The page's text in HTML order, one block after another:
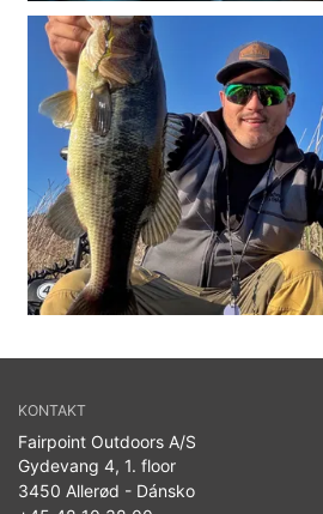
KONTAKT
Fairpoint Outdoors A/S
Gydevang 4, 1. floor
3450 Allerød - Dánsko